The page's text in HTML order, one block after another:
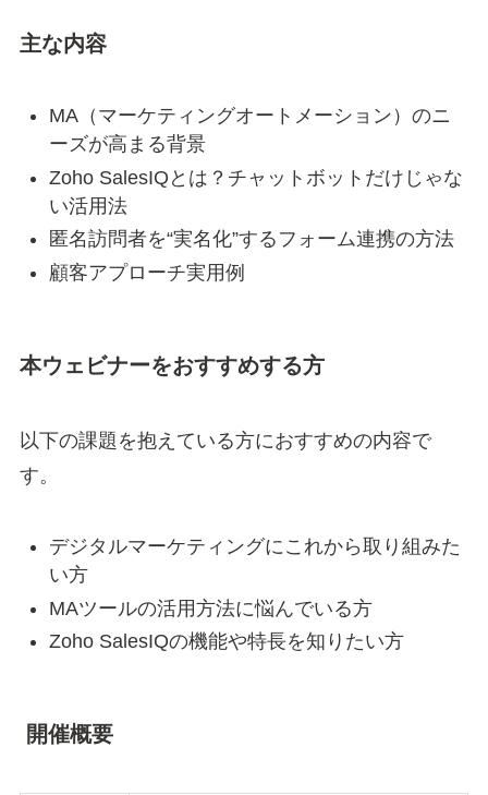
主な内容
MA（マーケティングオートメーション）のニ
ーズが高まる背景
Zoho SalesIQとは？チャットボットだけじゃな
い活用法
匿名訪問者を“実名化”するフォーム連携の方法
顧客アプローチ実用例
本ウェビナーをおすすめする方
以下の課題を抱えている方におすすめの内容で
す。
デジタルマーケティングにこれから取り組みた
い方
MAツールの活用方法に悩んでいる方
Zoho SalesIQの機能や特長を知りたい方
開催概要